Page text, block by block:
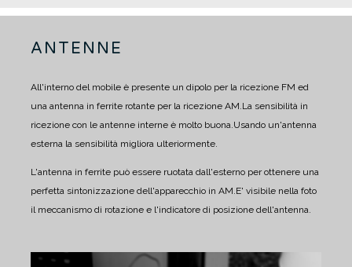
ANTENNE
All'interno del mobile è presente un dipolo per la ricezione FM ed
una antenna in ferrite rotante per la ricezione AM. La sensibilità in
ricezione con le antenne interne è molto buona. Usando un'antenna
esterna la sensibilità migliora ulteriormente.
L'antenna in ferrite può essere ruotata dall'esterno per ottenere una
perfetta sintonizzazione dell'apparecchio in AM. E' visibile nella foto
il meccanismo di rotazione e l'indicatore di posizione dell'antenna.